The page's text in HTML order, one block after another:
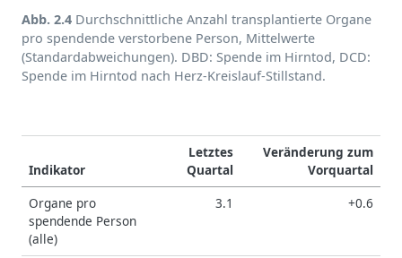
Abb. 2.4 Durchschnittliche Anzahl transplantierte Organe
pro spendende verstorbene Person, Mittelwerte
(Standardabweichungen). DBD: Spende im Hirntod, DCD:
Spende im Hirntod nach Herz-Kreislauf-Stillstand.
Indikator
Letztes
Quartal
Veränderung zum
Vorquartal
Organe pro
spendende Person
(alle)
3.1 +0.6